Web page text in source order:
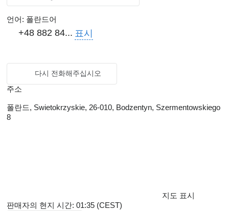
언어: 폴란드어
+48 882 84... 표시
다시 전화해주십시오
주소
폴란드, Swietokrzyskie, 26-010, Bodzentyn, Szermentowskiego
8
지도 표시
판매자의 현지 시간: 01:35 (CEST)